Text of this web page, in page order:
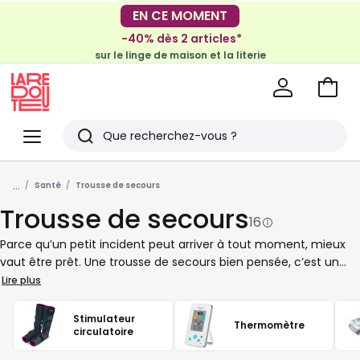
-30€ tous les 100€*
sur le meuble & la déco
EN CE MOMENT
-40% dès 2 articles*
sur le linge de maison et la literie
Menu
Redoute
Rechercher
Derniers
articles
vus
Voir
... Santé Trousse de secours
Trousse de secours16
Parce qu’un petit incident peut arriver à tout moment, mieux
vaut être prêt. Une trousse de secours bien pensée, c’est un
soutien précieux pour gérer les imprévus sans stress. Elle
rassemble l’essentiel pour les soins rapides : pansements pour
les éraflures, matériel simple pour couvrir ou nettoyer, et
quelques produits ciblés pour soulager en attendant un avis
médical. À la maison, dans votre sac ou sur votre lieu de travail,
Lire plus
Stimulateur
circulatoire
Thermomètre